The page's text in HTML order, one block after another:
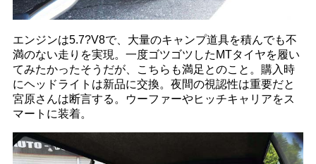
エンジンは5.7?V8で、大量のキャンプ道具を積んでも不
満のない走りを実現。一度ゴツゴツしたMTタイヤを履い
てみたかったそうだが、こちらも満足とのこと。購入時
にヘッドライトは新品に交換。夜間の視認性は重要だと
宮原さんは断言する。ウーファーやヒッチキャリアをス
マートに装着。